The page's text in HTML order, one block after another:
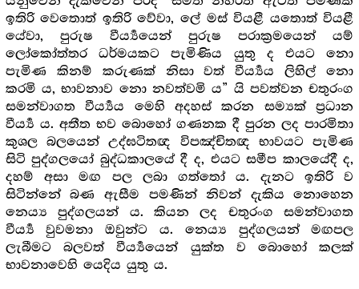
ඉතිරි වෙතොත් ඉතිරි වේවා, ලේ මස් වියළී යතොත් වියළී
යේවා, පුරුෂ වීර්‍ය්‍යයෙන් පුරුෂ පරාක්‍ර‍මයෙන් යම්
ලෝකෝත්තර ධර්මයකට පැමිණිය යුතු ද එයට නො
පැමිණ කිනම් කරුණක් නිසා වත් වීර්‍ය්‍යය ලිහිල් නො
කරමි ය, භාවනාව නො නවත්වමි ය” යි පවත්වන චතුරංග
සමන්වාගත වීර්‍ය්‍යය මෙහි අදහස් කරන සම්‍යක් ප්‍ර‍ධාන
වීර්‍ය්‍ය ය. අතීත භව බොහෝ ගණනක දී පුරන ලද පාරමිතා
කුශල බලයෙන් උද්ඝටිතඥ විපඤ්චිතඥ භාවයට පැමිණ
සිටි පුද්ගලයෝ බුද්ධකාලයේ දී ද, එයට සමීප කාලයේදී ද,
දහම් අසා මඟ පල ලබා ගත්තෝ ය. දැනට ඉතිරි ව
සිටින්නේ බණ ඇසීම පමණින් නිවන් දැකිය නොහෙන
නෙය්‍ය පුද්ගලයන් ය. කියන ලද චතුරංග සමන්වාගත
වීර්‍ය්‍ය වුවමනා ඔවුන්ට ය. නෙය්‍ය පුද්ගලයන් මඟපල
ලැබීමට බලවත් වීර්‍ය්‍යයෙන් යුක්ත ව බොහෝ කලක්
භාවනාවෙහි යෙදිය යුතු ය.